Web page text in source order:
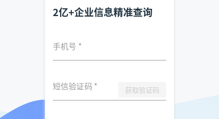
2亿+企业信息精准查询
手机号 *
短信验证码 * 获取验证码